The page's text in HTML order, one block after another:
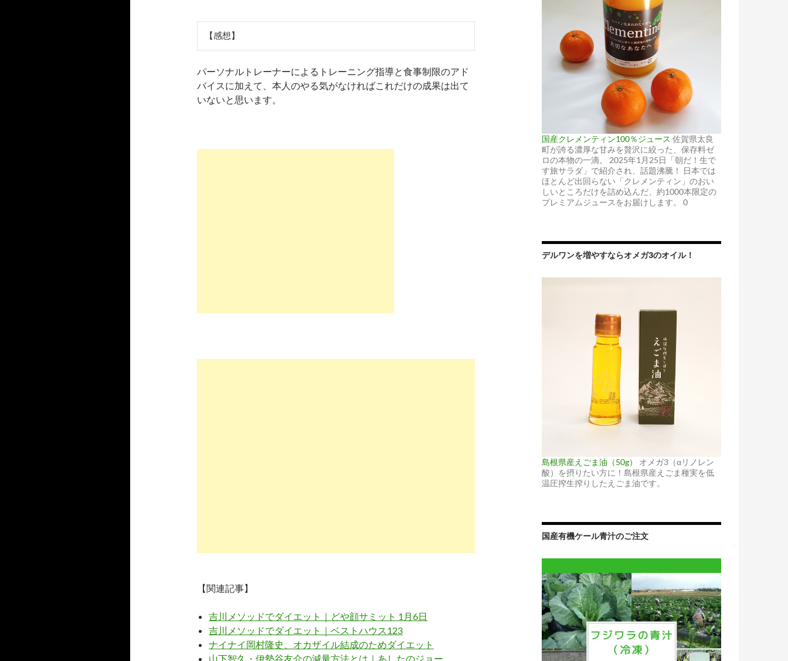
【感想】
パーソナルトレーナーによるトレーニング指導と食事制限のアド
バイスに加えて、本人のやる気がなければこれだけの成果は出て
いないと思います。
【関連記事】
吉川メソッドでダイエット｜どや顔サミット 1月6日
吉川メソッドでダイエット｜ベストハウス123
ナイナイ岡村隆史、オカザイル結成のためダイエット
山下智久・伊勢谷友介の減量方法とは｜あしたのジョー
国産クレメンティン100％ジュース 佐賀県太良
町が誇る濃厚な甘みを贅沢に絞った、保存料ゼ
ロの本物の一滴。 2025年1月25日「朝だ！生で
す旅サラダ」で紹介され、話題沸騰！ 日本では
ほとんど出回らない「クレメンティン」のおい
しいところだけを詰め込んだ、約1000本限定の
プレミアムジュースをお届けします。 0
デルワンを増やすならオメガ3のオイル！
島根県産えごま油（50g）
オメガ3（αリノレン
酸）を摂りたい方に！島根県産えごま種実を低
温圧搾生搾りしたえごま油です。
国産有機ケール青汁のご注文